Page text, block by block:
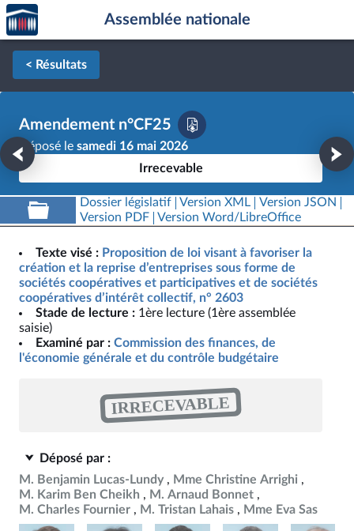
Aller au contenu
Aller en bas de la page
Accèder
à la
page
d'accueil
Assemblée nationale
< Résultats
Amendement n°CF25
Déposé le samedi 16 mai 2026
Irrecevable
Dossier législatif Version XML
Version JSON
Version PDF
Version Word/LibreOffice
Texte visé : Proposition de loi visant à favoriser la
création et la reprise d’entreprises sous forme de
sociétés coopératives et participatives et de sociétés
coopératives d’intérêt collectif, n° 2603
Stade de lecture : 1ère lecture (1ère assemblée
saisie)
Examiné par : Commission des finances, de
l'économie générale et du contrôle budgétaire
IRRECEVABLE
Déposé par :
M. Benjamin Lucas-Lundy
Mme Christine Arrighi
M. Karim Ben Cheikh
M. Arnaud Bonnet
M. Charles Fournier
M. Tristan Lahais Mme Eva Sas